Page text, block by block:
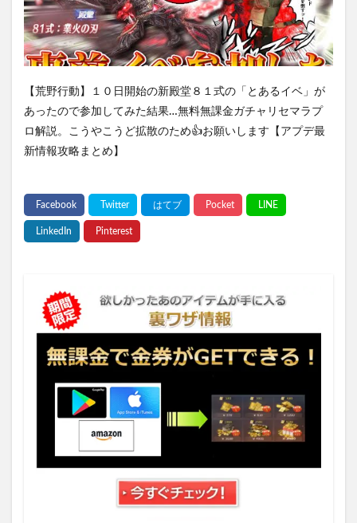
【荒野行動】１０日開始の新殿堂８１式の「とあるイベ」が
あったので参加してみた結果…無料無課金ガチャリセマラプ
ロ解説。こうやこうど拡散のため👍お願いします【アプデ最
新情報攻略まとめ】